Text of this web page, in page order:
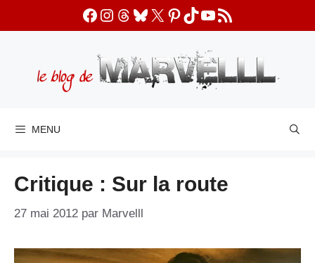
Facebook
Instagram
Threads
Bluesky
X Pinterest
TikTok
YouTube
Flux RSS
MENU
Critique : Sur la route
27 mai 2012 par Marvelll